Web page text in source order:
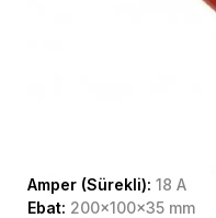
Amper (Sürekli): 18 A
Ebat: 200x100x35 mm